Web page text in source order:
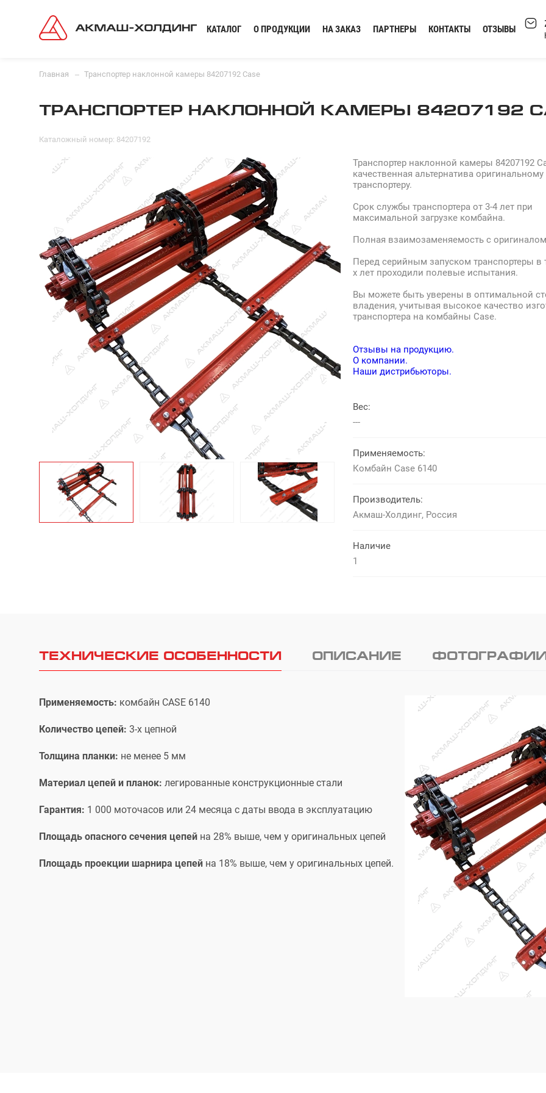
КАТАЛОГ О ПРОДУКЦИИ НА ЗАКАЗ ПАРТНЕРЫ КОНТАКТЫ ОТЗЫВЫ
Главная Транспортер наклонной камеры 84207192 Case
ТРАНСПОРТЕР НАКЛОННОЙ КАМЕРЫ 84207192
Каталожный номер: 84207192
Транспортер наклонной камеры 84207192
качественная альтернатива оригинальному
транспортеру.
Срок службы транспортера от 3-4 лет при
максимальной загрузке комбайна.
Полная взаимозаменяемость с
Перед серийным запуском транспортеры в
х лет проходили полевые испытания.
Вы можете быть уверены в оптимальной
владения, учитывая высокое качество
транспортера на комбайны Case.
Отзывы на продукцию.
О компании.
Наши дистрибьюторы.
Вес:
---
Применяемость:
Комбайн Case 6140
Производитель:
Акмаш-Холдинг, Россия
Наличие
1
ТЕХНИЧЕСКИЕ ОСОБЕННОСТИ ОПИСАНИЕ
Применяемость: комбайн CASE 6140
Количество цепей: 3-х цепной
Толщина планки: не менее 5 мм
Материал цепей и планок: легированные конструкционные стали
Гарантия: 1 000 моточасов или 24 месяца с даты ввода в эксплуатацию
Площадь опасного сечения цепей на 28% выше, чем у оригинальных цепей
Площадь проекции шарнира цепей на 18% выше, чем у оригинальных цепей.